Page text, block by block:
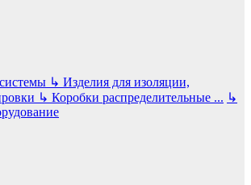
↳ Изделия для изоляции,
↳ Коробки распределительные ... ↳